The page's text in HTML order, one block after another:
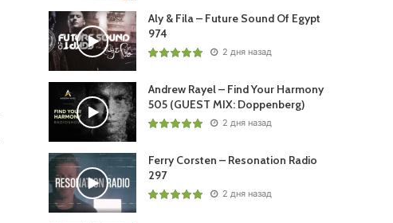
Aly & Fila – Future Sound Of Egypt
974
2 дня назад
Andrew Rayel – Find Your Harmony
505 (GUEST MIX: Doppenberg)
2 дня назад
Ferry Corsten – Resonation Radio
297
2 дня назад